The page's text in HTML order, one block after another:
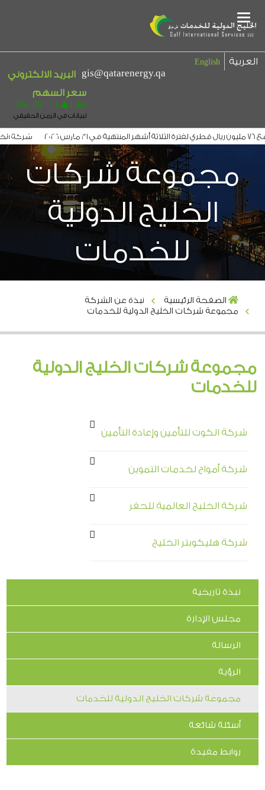
Main
Menu
البريد الالكتروني gis@qatarenergy.qa
بيان إخلاء المسؤولية
English العربية
شركة
الدولية توقع عقداً مع التجاري لتوزيع ارباحها لمدة 3 سنوات
الخليج
مجموعة شركات
الخليج الدولية
للخدمات
الصفحة الرئيسية
نبذة عن الشركة
مجموعة شركات الخليج الدولية للخدمات
مجموعة شركات الخليج الدولية
للخدمات
شركة الكوت للتأمين وإعادة التأمين
شركة أمواج لخدمات التموين
شركة الخليج العالمية للحفر
شركة هليكوبتر الخليج
نبذة تاريخية
مجلس الإدارة
الرسالة
الرؤية
مجموعة شركات الخليج الدولية للخدمات
أسئلة شائعة
روابط مفيدة